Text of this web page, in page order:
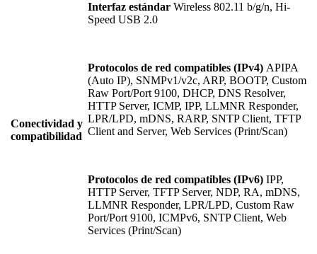
Conectividad y
compatibilidad
Interfaz estándar Wireless 802.11 b/g/n, Hi-
Speed USB 2.0
Protocolos de red compatibles (IPv4) APIPA
(Auto IP), SNMPv1/v2c, ARP, BOOTP, Custom
Raw Port/Port 9100, DHCP, DNS Resolver,
HTTP Server, ICMP, IPP, LLMNR Responder,
LPR/LPD, mDNS, RARP, SNTP Client, TFTP
Client and Server, Web Services (Print/Scan)
Protocolos de red compatibles (IPv6) IPP,
HTTP Server, TFTP Server, NDP, RA, mDNS,
LLMNR Responder, LPR/LPD, Custom Raw
Port/Port 9100, ICMPv6, SNTP Client, Web
Services (Print/Scan)